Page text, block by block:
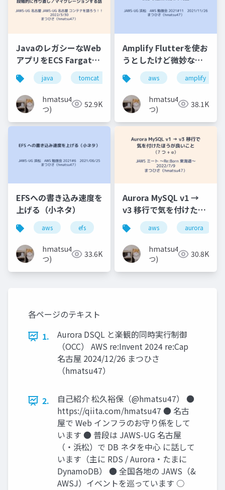
JavaのレガシーなWeb
アプリをECS Fargate
を使って段階的に作り
直し／マイグレーショ
ンする話
java tomcat aws jaws-ug
hmatsu47(ま
つ)
52.9K
Amplify Flutterを使お
うとしたけど微妙な結
果に終わった話
aws amplify
hmatsu47(ま
つ)
38.1K
EFSへの書き込み速度を
上げる（小ネタ）
aws efs jaws-ug
hmatsu47(ま
つ)
33.6K
Aurora MySQL v1 →
v3 移行で気を付けたほ
うが良いこと（7 つ +
α）
aws aurora
hmatsu47(ま
つ)
30.8K
各ページのテキスト
1.
Aurora DSQL と楽観的同時実行制御
（OCC） AWS re:Invent 2024 re:Cap
名古屋 2024/12/26 まつひさ
（hmatsu47）
2.
自己紹介 松久裕保（@hmatsu47） ●
https://qiita.com/hmatsu47 ● 名古
屋で Web インフラのお守り係をして
います ● 普段は JAWS-UG 名古屋
（・浜松）で DB ネタを中心 に話して
います（主に RDS / Aurora・たまに
DynamoDB） ● 全国各地の JAWS（&
AWSJ）イベントを巡っています ○